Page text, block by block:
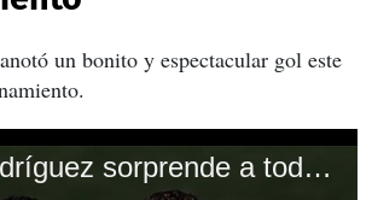
un bonito y espectacular gol este
James Rodríguez sorprende a todos con semajante golazo en entrenamiento